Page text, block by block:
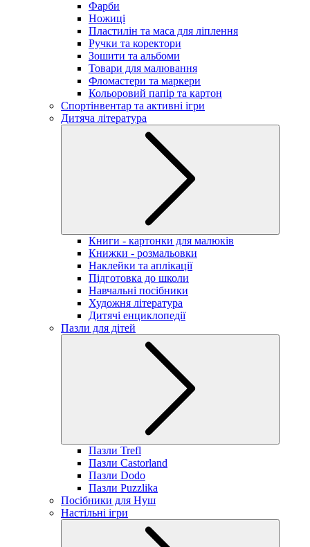
Фарби
Ножиці
Пластилін та маса для ліплення
Ручки та коректори
Зошити та альбоми
Товари для малювання
Фломастери та маркери
Кольоровий папір та картон
Спортінвентар та активні ігри
Дитяча література
Книги - картонки для малюків
Книжки - розмальовки
Наклейки та аплікації
Підготовка до школи
Навчальні посібники
Художня література
Дитячі енциклопедії
Пазли для дітей
Пазли Trefl
Пазли Castorland
Пазли Dodo
Пазли Puzzlika
Посібники для Нуш
Настільні ігри